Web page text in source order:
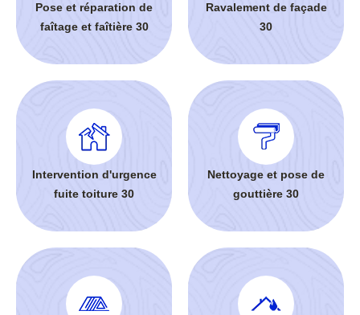
Pose et réparation de
faîtage et faîtière 30
Ravalement de façade
30
Intervention d'urgence
fuite toiture 30
Nettoyage et pose de
gouttière 30